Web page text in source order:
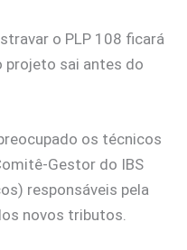
o PLP 108 ficará
projeto sai antes do
os técnicos
Gestor do IBS
responsáveis pela
novos tributos.